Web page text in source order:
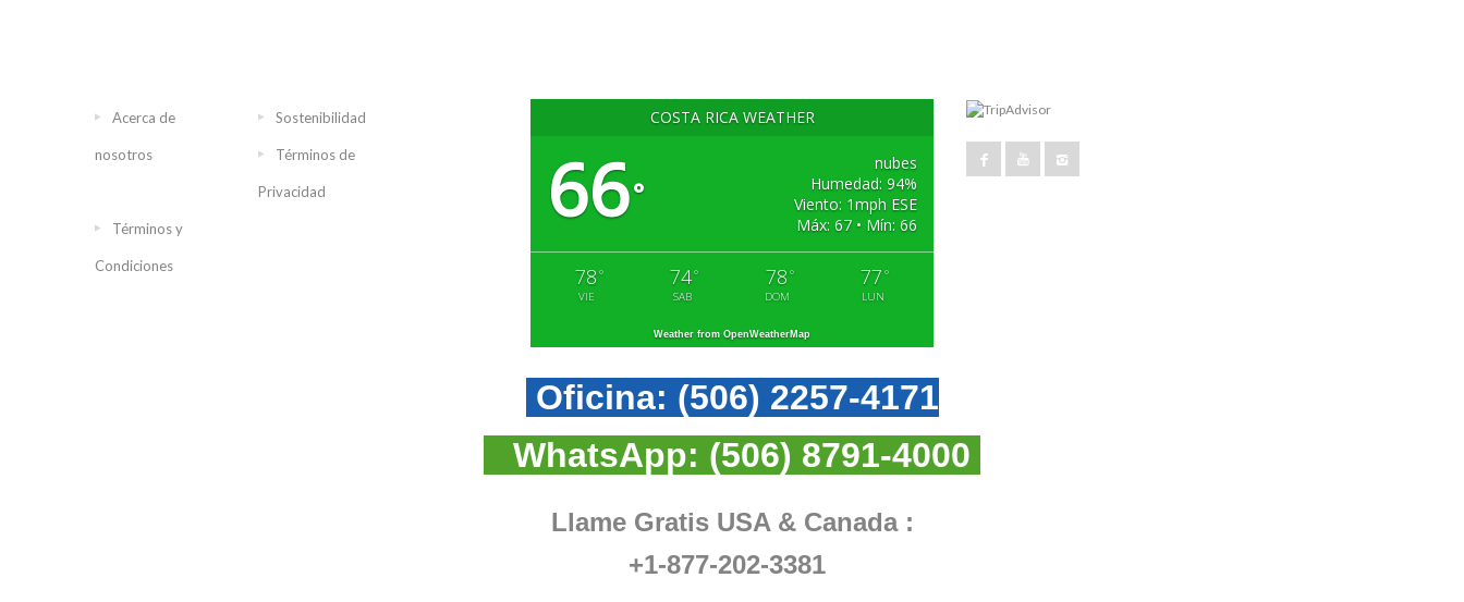
Acerca de
nosotros
Sostenibilidad
Términos de
Privacidad
Términos y
Condiciones
COSTA RICA WEATHER
66°
nubes
Humedad: 94%
Viento: 1mph ESE
Máx: 67 • Mín: 66
78 °
VIE
74°
SAB
78 °
DOM
77 °
LUN
Weather from OpenWeatherMap
Oficina: (506) 2257-4171
WhatsApp: (506) 8791-4000
Llame Gratis USA & Canada :
+1-877-202-3381